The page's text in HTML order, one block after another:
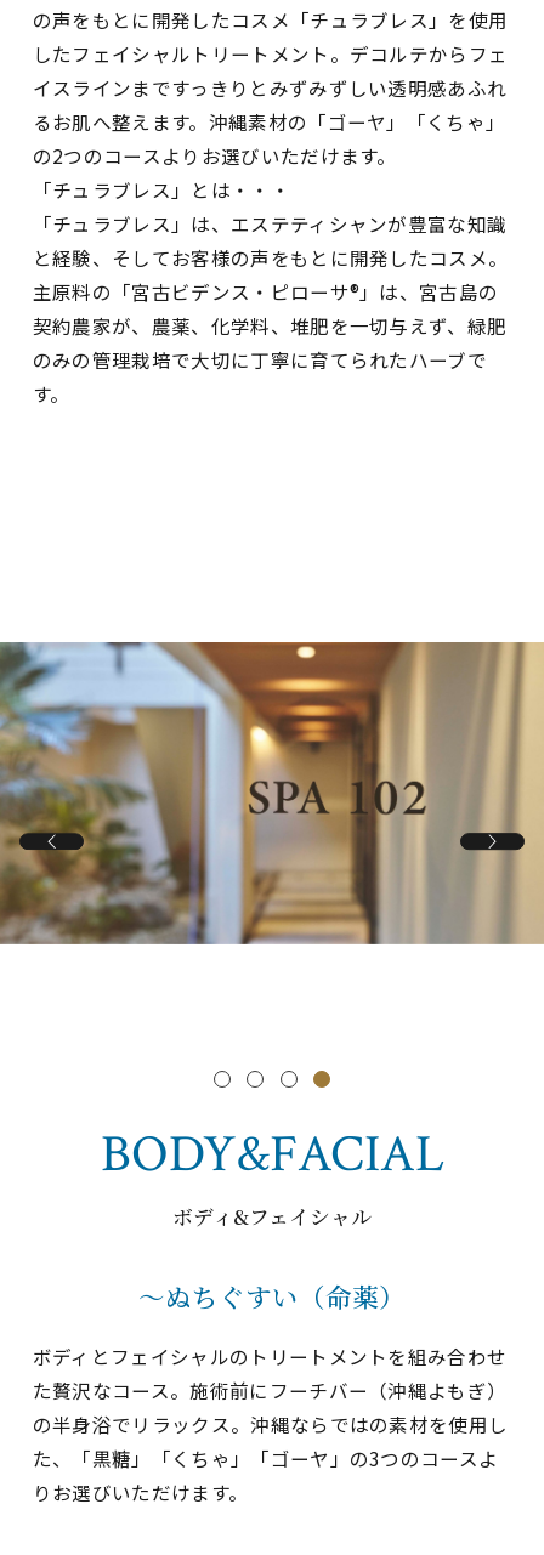
の声をもとに開発したコスメ「チュラブレス」を使用
したフェイシャルトリートメント。デコルテからフェ
イスラインまですっきりとみずみずしい透明感あふれ
るお肌へ整えます。沖縄素材の「ゴーヤ」「くちゃ」
の2つのコースよりお選びいただけます。
「チュラブレス」とは・・・
「チュラブレス」は、エステティシャンが豊富な知識
と経験、そしてお客様の声をもとに開発したコスメ。
主原料の「宮古ビデンス・ピローサ®」は、宮古島の
契約農家が、農薬、化学料、堆肥を一切与えず、緑肥
のみの管理栽培で大切に丁寧に育てられたハーブで
す。
ボディ&フェイシャル
BODY&FACIAL
～ぬちぐすい（命薬）
ボディとフェイシャルのトリートメントを組み合わせ
た贅沢なコース。施術前にフーチバー（沖縄よもぎ）
の半身浴でリラックス。沖縄ならではの素材を使用し
た、「黒糖」「くちゃ」「ゴーヤ」の3つのコースよ
りお選びいただけます。